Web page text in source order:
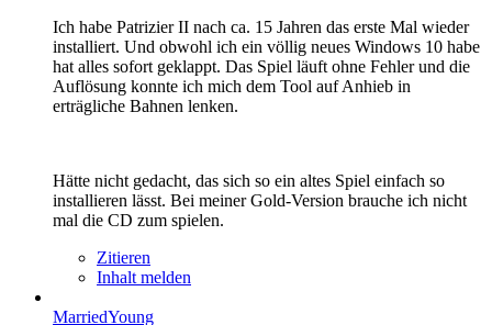
Ich habe Patrizier II nach ca. 15 Jahren das erste Mal wieder
installiert. Und obwohl ich ein völlig neues Windows 10 habe
hat alles sofort geklappt. Das Spiel läuft ohne Fehler und die
Auflösung konnte ich mich dem Tool auf Anhieb in
erträgliche Bahnen lenken.
Hätte nicht gedacht, das sich so ein altes Spiel einfach so
installieren lässt. Bei meiner Gold-Version brauche ich nicht
mal die CD zum spielen.
Zitieren
Inhalt melden
MarriedYoung